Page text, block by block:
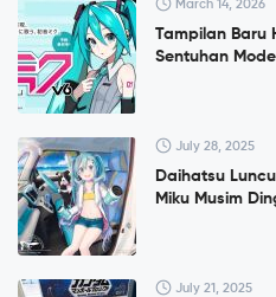
March 14, 2026
Tampilan Baru
Sentuhan
July 28, 2025
Daihatsu
Miku Musim
July 21, 2025